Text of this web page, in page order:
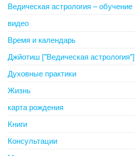
Ведическая астрология – обучение
видео
Время и календарь
Джйотиш ["Ведическая астрология"]
Духовные практики
Жизнь
карта рождения
Книги
Консультации